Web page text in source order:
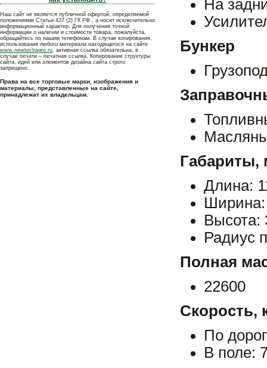
Наш сайт не является публичной офертой, определяемой
положениями Статьи 437 (2) ГК РФ., а носит исключительно
информационный характер. Для получения точной
информации о наличии и стоимости товара, пожалуйста,
обращайтесь по нашим телефонам. В случае копирования,
использования любого материала находящегося на сайте
www.newtechagro.ru, активная ссылка обязательна, в
случае печати – печатная ссылка. Копирование структуры
сайта, идей или элементов дизайна сайта строго
запрещено.
Права на все торговые марки, изображения и
материалы, представленные на сайте,
принадлежат их владельцам.
На
Бункер
Габариты,
Длина:
Ширина:
Высота:
Радиус
Полная
22600
Скорость,
По
В поле: